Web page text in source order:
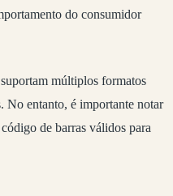
do consumidor
múltiplos formatos
No entanto, é importante notar
de barras válidos para